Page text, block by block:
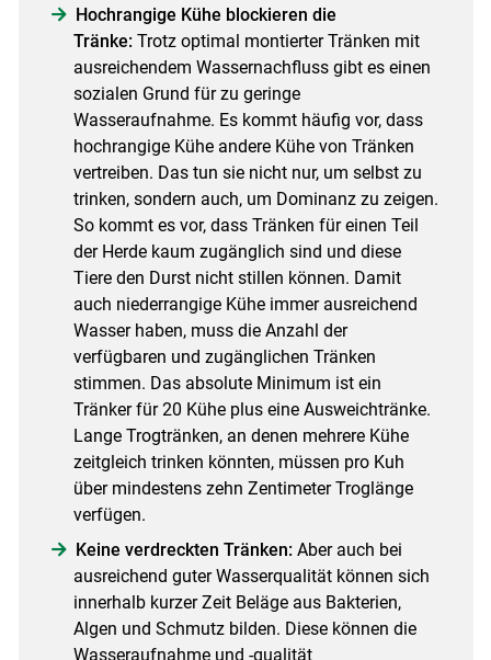
Hochrangige Kühe blockieren die
Tränke: Trotz optimal montierter Tränken mit
ausreichendem Wassernachfluss gibt es einen
sozialen Grund für zu geringe
Wasseraufnahme. Es kommt häufig vor, dass
hochrangige Kühe andere Kühe von Tränken
vertreiben. Das tun sie nicht nur, um selbst zu
trinken, sondern auch, um Dominanz zu zeigen.
So kommt es vor, dass Tränken für einen Teil
der Herde kaum zugänglich sind und diese
Tiere den Durst nicht stillen können. Damit
auch niederrangige Kühe immer ausreichend
Wasser haben, muss die Anzahl der
verfügbaren und zugänglichen Tränken
stimmen. Das absolute Minimum ist ein
Tränker für 20 Kühe plus eine Ausweichtränke.
Lange Trogtränken, an denen mehrere Kühe
zeitgleich trinken könnten, müssen pro Kuh
über mindestens zehn Zentimeter Troglänge
verfügen.
Keine verdreckten Tränken: Aber auch bei
ausreichend guter Wasserqualität können sich
innerhalb kurzer Zeit Beläge aus Bakterien,
Algen und Schmutz bilden. Diese können die
Wasseraufnahme und -qualität